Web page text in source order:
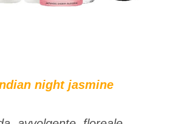
night jasmine